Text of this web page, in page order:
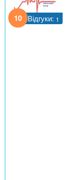
10 Відгуки: 1